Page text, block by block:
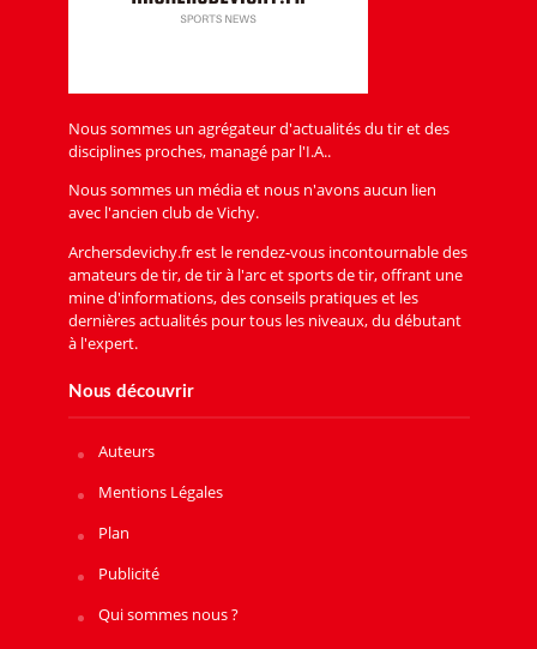
Nous sommes un agrégateur d'actualités du tir et des
disciplines proches, managé par l'I.A..
Nous sommes un média et nous n'avons aucun lien
avec l'ancien club de Vichy.
Archersdevichy.fr est le rendez-vous incontournable des
amateurs de tir, de tir à l'arc et sports de tir, offrant une
mine d'informations, des conseils pratiques et les
dernières actualités pour tous les niveaux, du débutant
à l'expert.
Nous découvrir
Auteurs
Mentions Légales
Plan
Publicité
Qui sommes nous ?